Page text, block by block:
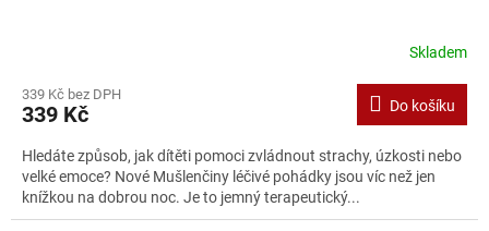
Skladem
339 Kč bez DPH
339 Kč Do košíku
Hledáte způsob, jak dítěti pomoci zvládnout strachy, úzkosti nebo
velké emoce? Nové Mušlenčiny léčivé pohádky jsou víc než jen
knížkou na dobrou noc. Je to jemný terapeutický...